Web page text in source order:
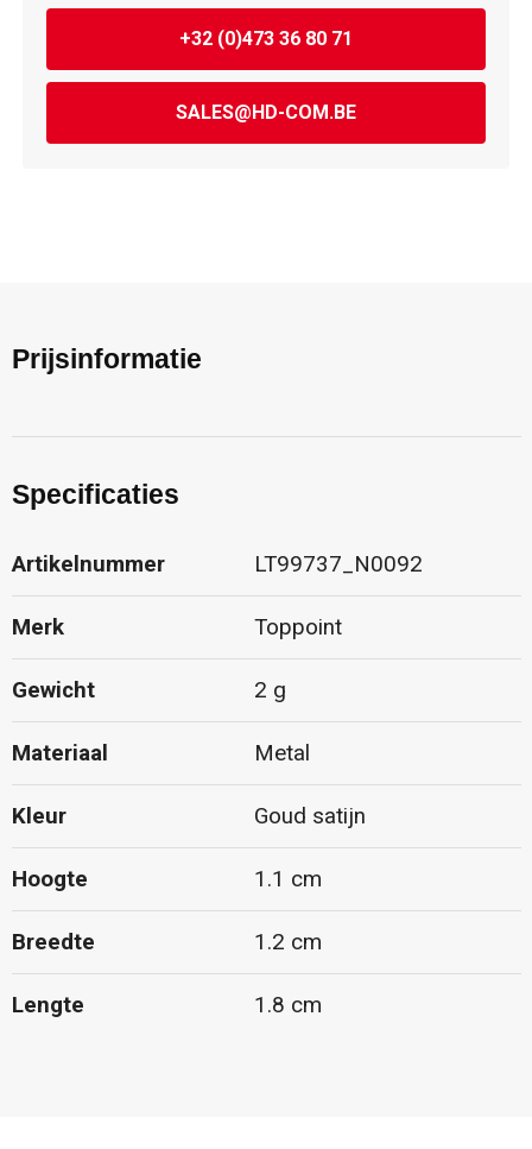
+32 (0)473 36 80 71
SALES@HD-COM.BE
Prijsinformatie
Specificaties
Artikelnummer LT99737_N0092
Merk Toppoint
Gewicht 2 g
Materiaal Metal
Kleur Goud satijn
Hoogte 1.1 cm
Breedte 1.2 cm
Lengte 1.8 cm